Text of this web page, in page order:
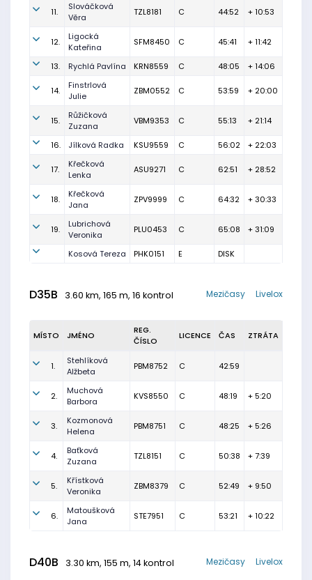
11.
Slováčková
Věra
TZL8181 C 44:52 + 10:53
12.
Ligocká
Kateřina
SFM8450 C 45:41 + 11:42
13. Rychlá Pavlína KRN8559 C 48:05 + 14:06
14.
Finstrlová
Julie
ZBM0552 C 53:59 + 20:00
15.
Růžičková
Zuzana
VBM9353 C 55:13 + 21:14
16. Jílková Radka KSU9559 C 56:02 + 22:03
17.
Křečková
Lenka
ASU9271 C 62:51 + 28:52
18.
Křečková
Jana
ZPV9999 C 64:32 + 30:33
19.
Lubrichová
Veronika
PLU0453 C 65:08 + 31:09
Kosová Tereza PHK0151 E DISK
D35B 3.60 km, 165 m, 16 kontrol Livelox
Mezičasy
MÍSTO JMÉNO
REG.
ČÍSLO
LICENCE ČAS ZTRÁTA
1.
Stehlíková
Alžbeta
PBM8752 C 42:59
2.
Muchová
Barbora
KVS8550 C 48:19 + 5:20
3.
Kozmonová
Helena
PBM8751 C 48:25 + 5:26
4.
Baťková
Zuzana
TZL8151 C 50:38 + 7:39
5.
Křístková
Veronika
ZBM8379 C 52:49 + 9:50
6.
Matoušková
Jana
STE7951 C 53:21 + 10:22
D40B 3.30 km, 155 m, 14 kontrol Livelox
Mezičasy